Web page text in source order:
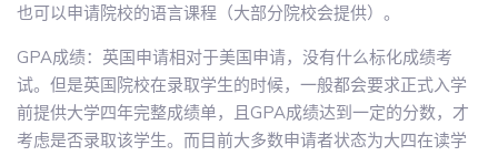
也可以申请院校的语言课程（大部分院校会提供）。
GPA成绩：英国申请相对于美国申请，没有什么标化成绩考
试。但是英国院校在录取学生的时候，一般都会要求正式入学
前提供大学四年完整成绩单，且GPA成绩达到一定的分数，才
考虑是否录取该学生。而目前大多数申请者状态为大四在读学